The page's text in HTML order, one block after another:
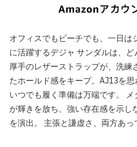
オフィスでもビーチでも、一日は
に活躍するデジャ サンダルは、ど
厚手のレザーストラップが、洗練
たホールド感をキープ。AJ13を思
いつでも履く準備は万端です。
が輝きを放ち、強い存在感を示し
を演出。 主張と謙虚さ、両方あっ